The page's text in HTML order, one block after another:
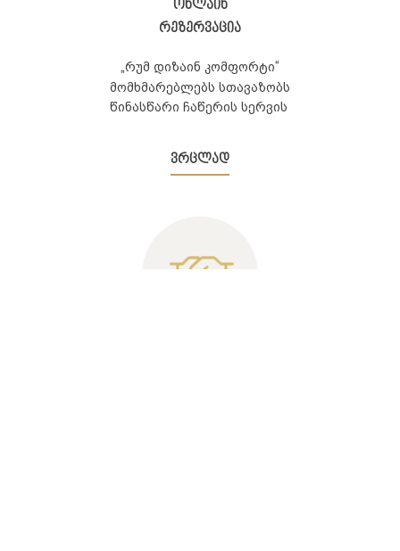
ონლაინ
რეზერვაცია
„რუმ დიზაინ კომფორტი“
მომხმარებლებს სთავაზობს
წინასწარი ჩაწერის სერვის
ვრცლად